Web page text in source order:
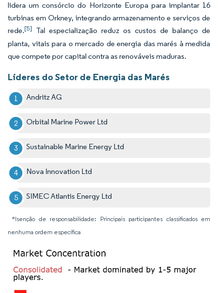
lidera um consórcio do Horizonte Europa para implantar 16
turbinas em Orkney, integrando armazenamento e serviços de
rede.[5] Tal especialização reduz os custos de balanço de
planta, vitais para o mercado de energia das marés à medida
que compete por capital contra as renováveis maduras.
Líderes do Setor de Energia das Marés
Andritz AG
Orbital Marine Power Ltd
Sustainable Marine Energy Ltd
Nova Innovation Ltd
SIMEC Atlantis Energy Ltd
*Isenção de responsabilidade: Principais participantes classificados em
nenhuma ordem específica